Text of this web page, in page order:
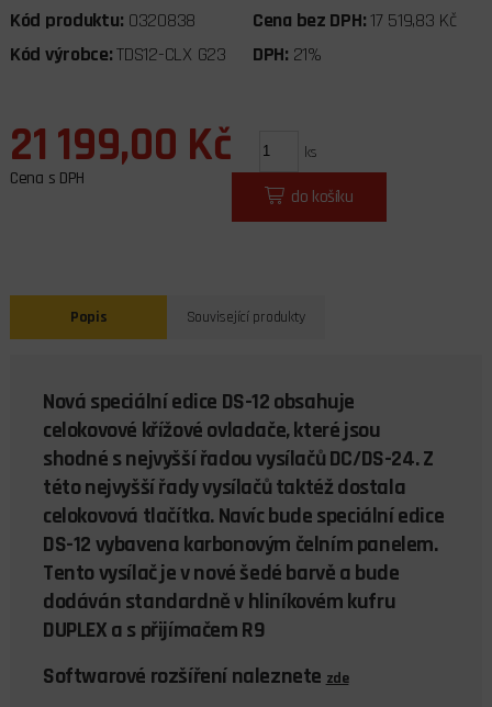
Kód produktu: 0320838 Cena bez DPH:17 519,83 Kč
Kód výrobce:TDS12-CLX G23 DPH: 21%
21 199,00 Kč
Cena s DPH
ks
do košíku
Popis Související produkty
Nová speciální edice DS-12 obsahuje
celokovové křížové ovladače, které jsou
shodné s nejvyšší řadou vysílačů DC/DS-24. Z
této nejvyšší řady vysílačů taktéž dostala
celokovová tlačítka. Navíc bude speciální edice
DS-12 vybavena karbonovým čelním panelem.
Tento vysílač je v nové šedé barvě a bude
dodáván standardně v hliníkovém kufru
DUPLEX a s přijímačem R9
Softwarové rozšíření naleznetezde